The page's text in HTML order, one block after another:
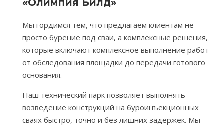
Мы гордимся тем, что предлагаем клиентам не
просто бурение под сваи, а комплексные решения,
которые включают комплексное выполнение работ –
от обследования площадки до передачи готового
основания.
Наш технический парк позволяет выполнять
возведение конструкций на буроинъекционных
сваях быстро, точно и без лишних задержек. Мы